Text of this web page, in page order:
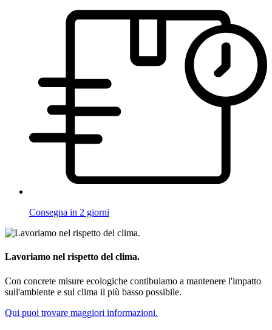
Consegna in 2 giorni
Lavoriamo nel rispetto del clima.
Con concrete misure ecologiche contibuiamo a mantenere l'impatto
sull'ambiente e sul clima il più basso possibile.
Qui puoi trovare maggiori informazioni.